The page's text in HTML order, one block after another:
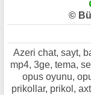
©
Azeri chat, sayt,
mp4, 3ge, tema,
opus oyunu,
prikollar, prikol,